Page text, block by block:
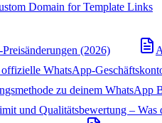
Domain for Template Links
(2026)
WhatsApp-
zu deinem WhatsApp
und Qualitätsbewertung – Was